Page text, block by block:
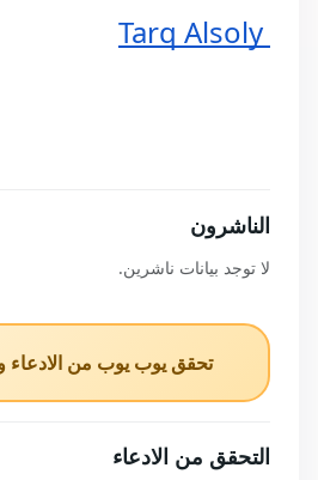
الناشرون
لا توجد بيانات ناشرين.
تحقق يوب يوب من الادعاء
التحقق من الادعاء